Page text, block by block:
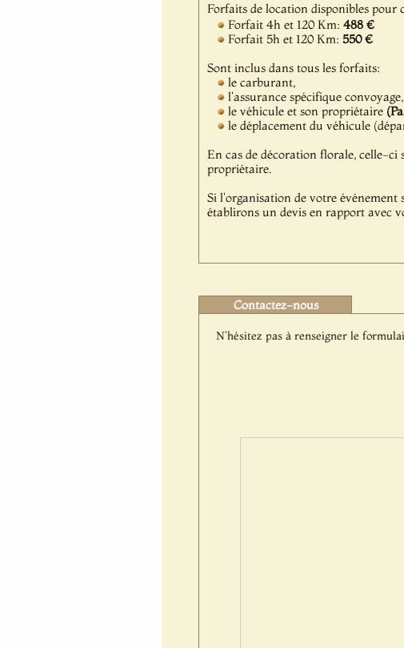
Forfaits de location disponibles pour
Forfait 4h et 120 Km: 488 €
Forfait 5h et 120 Km: 550 €
Sont inclus dans tous les forfaits:
le carburant,
l'assurance spécifique convoyage,
le véhicule et son propriétaire
le déplacement du véhicule
En cas de décoration florale, celle-ci
propriétaire.
Si l'organisation de votre événement
établirons un devis en rapport avec
Contactez-nous
N'hésitez pas à renseigner le